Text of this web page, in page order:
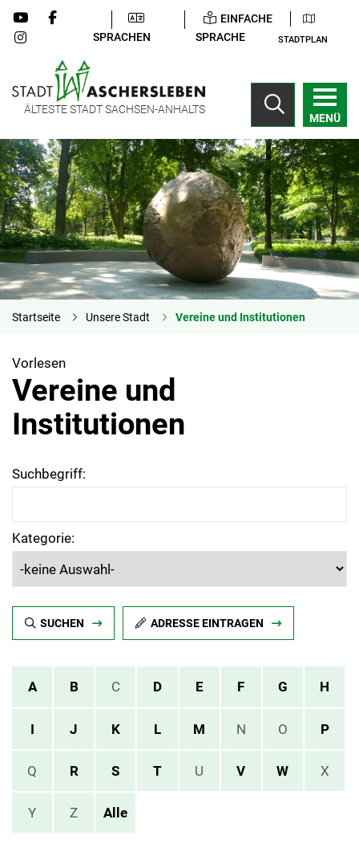
SPRACHEN
EINFACHE
SPRACHE
STADTPLAN
ÄLTESTE STADT SACHSEN-ANHALTS
MENÜ
Startseite Unsere Stadt Vereine und Institutionen
Vorlesen
Vereine und
Institutionen
Suchbegriff:
Kategorie:
SUCHEN ADRESSE EINTRAGEN
A B C D E F G H
I J K L M N O P
Q R S T U V W X
Y Z Alle